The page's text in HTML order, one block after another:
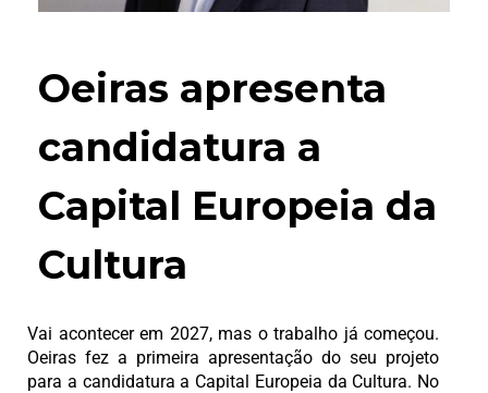
Oeiras apresenta
candidatura a
Capital Europeia da
Cultura
Vai acontecer em 2027, mas o trabalho já começou.
Oeiras fez a primeira apresentação do seu projeto
para a candidatura a Capital Europeia da Cultura. No